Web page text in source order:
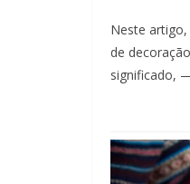
Neste
de
significado,